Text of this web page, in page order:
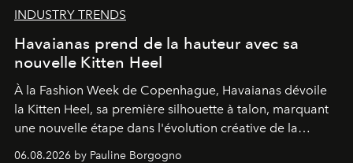
INDUSTRY TRENDS
Havaianas prend de la hauteur avec sa
nouvelle Kitten Heel
À la Fashion Week de Copenhague, Havaianas dévoile
la Kitten Heel, sa première silhouette à talon, marquant
une nouvelle étape dans l'évolution créative de la
06.08.2026 by Pauline Borgogno